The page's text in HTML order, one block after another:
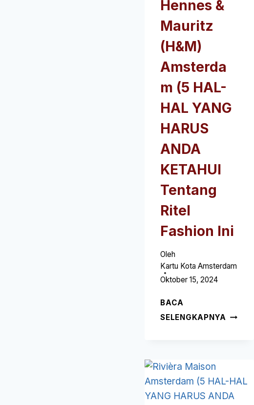
Hennes &
Mauritz
(H&M)
Amsterda
m (5 HAL-
HAL YANG
HARUS
ANDA
KETAHUI
Tentang
Ritel
Fashion Ini
Oleh
Kartu Kota Amsterdam
Oktober 15, 2024
BACA
SELENGKAPNYA HENNES
HAL-
HAL